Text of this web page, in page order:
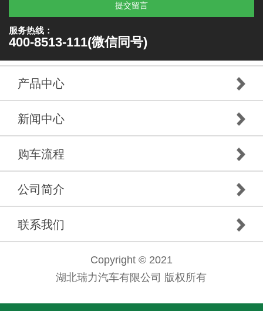
提交留言
服务热线：
400-8513-111(微信同号)
产品中心
新闻中心
购车流程
公司简介
联系我们
Copyright © 2021
湖北瑞力汽车有限公司 版权所有